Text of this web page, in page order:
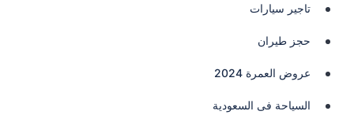
تاجير سيارات
حجز طيران
عروض العمرة 2024
السياحة فى السعودية